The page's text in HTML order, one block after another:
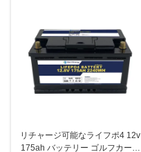
リチャージ可能なライフポ4 12v
175ah バッテリー ゴルフカート